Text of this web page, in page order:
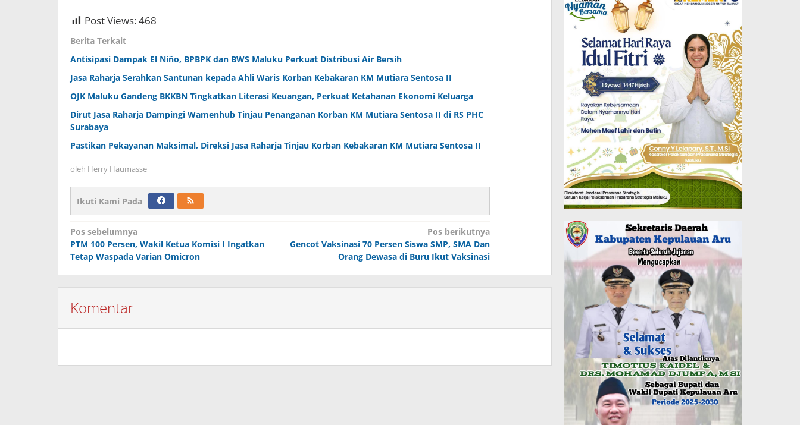
Post Views:468
Berita Terkait
Antisipasi Dampak El Niño, BPBPK dan BWS Maluku Perkuat Distribusi Air Bersih
Jasa Raharja Serahkan Santunan kepada Ahli Waris Korban Kebakaran KM Mutiara Sentosa II
OJK Maluku Gandeng BKKBN Tingkatkan Literasi Keuangan, Perkuat Ketahanan Ekonomi Keluarga
Dirut Jasa Raharja Dampingi Wamenhub Tinjau Penanganan Korban KM Mutiara Sentosa II di RS PHC
Surabaya
Pastikan Pekayanan Maksimal, Direksi Jasa Raharja Tinjau Korban Kebakaran KM Mutiara Sentosa II
oleh Herry Haumasse
Ikuti Kami Pada
Navigasi
pos
Pos sebelumnya
PTM 100 Persen, Wakil Ketua Komisi I Ingatkan
Tetap Waspada Varian Omicron
Pos berikutnya
Gencot Vaksinasi 70 Persen Siswa SMP, SMA Dan
Orang Dewasa di Buru Ikut Vaksinasi
Komentar